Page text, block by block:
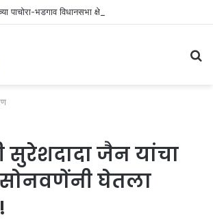
सुरेशदादा जैन यांचा
सोनवणेंनी घेतला